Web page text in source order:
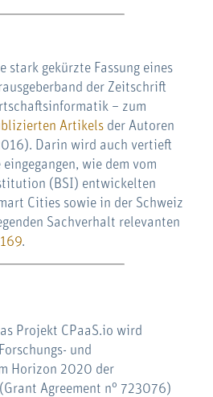
stark gekürzte Fassung eines
der Zeitschrift
– zum
Artikelsder Autoren
Darin wird auch vertieft
wie dem vom
(BSI) entwickelten
Cities sowie in der Schweiz
Sachverhalt relevanten
.
Projekt CPaaS.io wird
und
Horizon 2020 der
Agreement n° 723076)